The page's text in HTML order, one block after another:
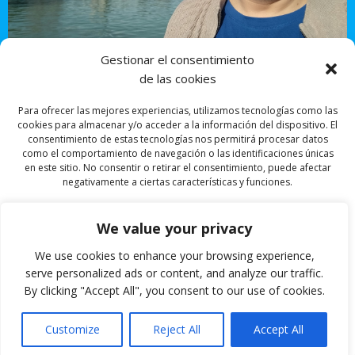
We value your privacy
We use cookies to enhance your browsing experience,
serve personalized ads or content, and analyze our traffic.
By clicking "Accept All", you consent to our use of cookies.
Customize Reject All Accept All
Gestionar el consentimiento
de las cookies
Para ofrecer las mejores experiencias, utilizamos tecnologías como las
cookies para almacenar y/o acceder a la información del dispositivo. El
consentimiento de estas tecnologías nos permitirá procesar datos
como el comportamiento de navegación o las identificaciones únicas
en este sitio. No consentir o retirar el consentimiento, puede afectar
negativamente a ciertas características y funciones.
Aceptar
Denegar
Ver preferencias
Política de cookies Política de privacidad CAMINO EL PSICOVIAJERO
Acceder
© 2026 Camina con el Psicoviajero. Created for free
using WordPress andColibri